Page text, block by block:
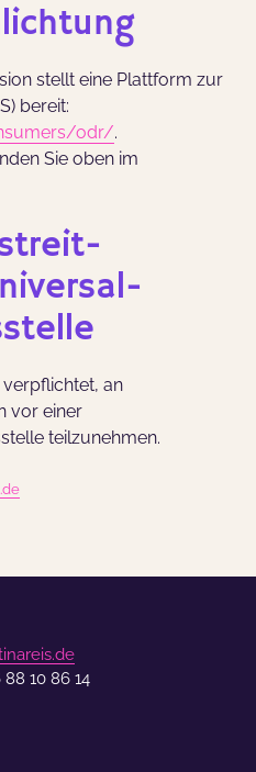
stellt eine Plattform zur
bereit:
odr/.
Sie oben im
an
vor einer
teilzunehmen.
88 10 86 14